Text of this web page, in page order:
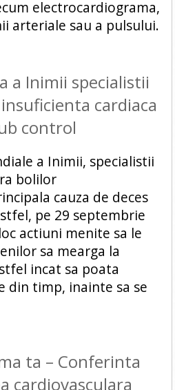
electrocardiograma,
arteriale sau a pulsului.
a Inimii specialistii
cardiaca
control
a Inimii, specialistii
bolilor
cauza de deces
pe 29 septembrie
actiuni menite sa le
sa mearga la
incat sa poata
din timp, inainte sa se
ta – Conferinta
cardiovasculara